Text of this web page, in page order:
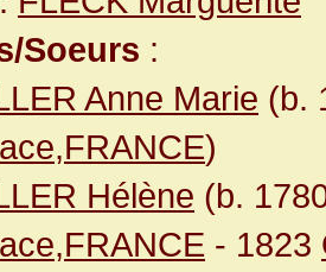
Soeurs :
Anne Marie (b.
)
Hélène (b.
- 1823